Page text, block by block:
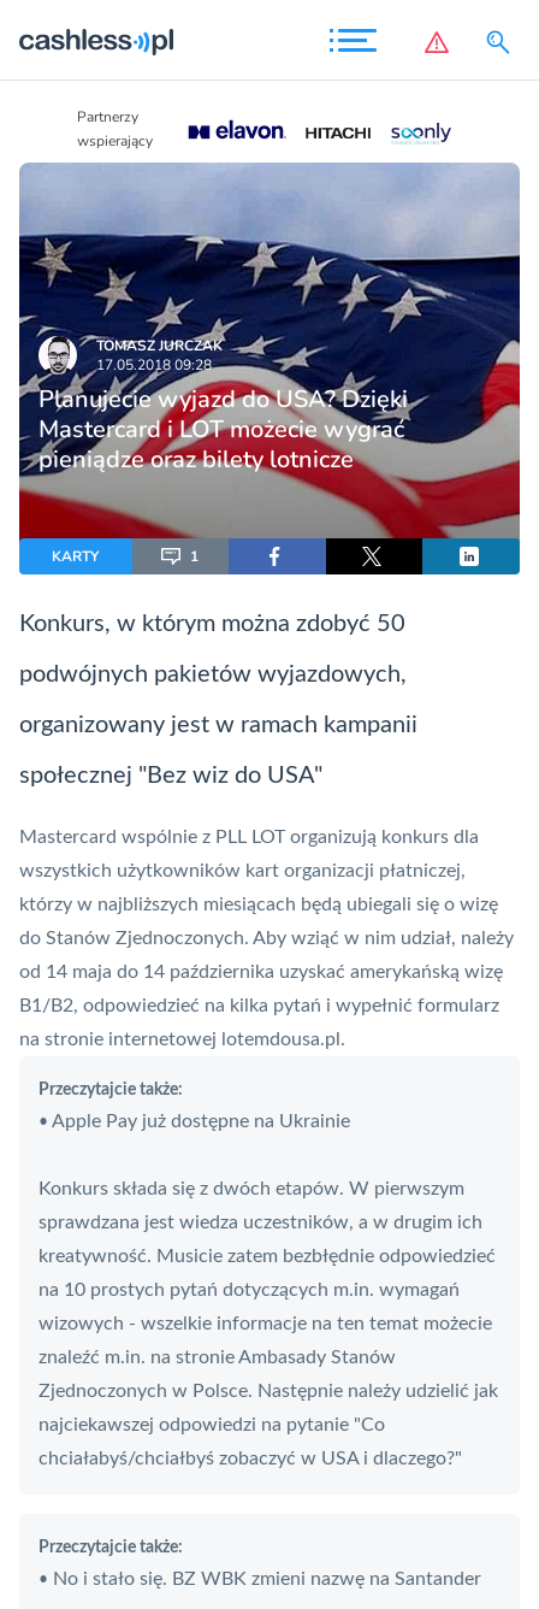
Partnerzy
wspierający
TOMASZ JURCZAK
17.05.2018 09:28
Planujecie wyjazd do USA? Dzięki
Mastercard i LOT możecie wygrać
pieniądze oraz bilety lotnicze
KARTY 1
Konkurs, w którym można zdobyć 50
podwójnych pakietów wyjazdowych,
organizowany jest w ramach kampanii
społecznej "Bez wiz do USA"
Mastercard wspólnie z PLL LOT organizują konkurs dla
wszystkich użytkowników kart organizacji płatniczej,
którzy w najbliższych miesiącach będą ubiegali się o wizę
do Stanów Zjednoczonych. Aby wziąć w nim udział, należy
od 14 maja do 14 października uzyskać amerykańską wizę
B1/B2, odpowiedzieć na kilka pytań i wypełnić formularz
na stronie internetowej lotemdousa.pl.
Przeczytajcie także:
• Apple Pay już dostępne na Ukrainie
Konkurs składa się z dwóch etapów. W pierwszym
sprawdzana jest wiedza uczestników, a w drugim ich
kreatywność. Musicie zatem bezbłędnie odpowiedzieć
na 10 prostych pytań dotyczących m.in. wymagań
wizowych - wszelkie informacje na ten temat możecie
znaleźć m.in. na stronie Ambasady Stanów
Zjednoczonych w Polsce. Następnie należy udzielić jak
najciekawszej odpowiedzi na pytanie "Co
chciałabyś/chciałbyś zobaczyć w USA i dlaczego?"
Przeczytajcie także:
• No i stało się. BZ WBK zmieni nazwę na Santander